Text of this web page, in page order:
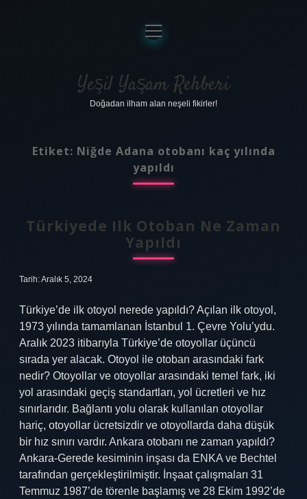
Anasayfa
Gizlilik Politikası
Yasal Uyarı
menüyü
aç
Yeşil Yaşam Rehberi
Doğadan ilham alan neşeli fikirler!
Etiket: Niğde Adana otobanı kaç yılında
yapıldı
Türkiyede Ilk Otoban Ne Zaman
Yapıldı
Tarih: Aralık 5, 2024
Türkiye’de ilk otoyol nerede yapıldı? Açılan ilk otoyol,
1973 yılında tamamlanan İstanbul 1. Çevre Yolu’ydu.
Aralık 2023 itibarıyla Türkiye’de otoyollar üçüncü
sırada yer alacak. Otoyol ile otoban arasındaki fark
nedir? Otoyollar ve otoyollar arasındaki temel fark, iki
yol arasındaki geçiş standartları, yol ücretleri ve hız
sınırlarıdır. Bağlantı yolu olarak kullanılan otoyollar
hariç, otoyollar ücretsizdir ve otoyollarda daha düşük
bir hız sınırı vardır. Ankara otobanı ne zaman yapıldı?
Ankara-Gerede kesiminin inşası da ENKA ve Bechtel
tarafından gerçekleştirilmiştir. İnşaat çalışmaları 31
Temmuz 1987’de törenle başlamış ve 28 Ekim 1992’de